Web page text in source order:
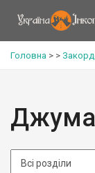
Головна > >